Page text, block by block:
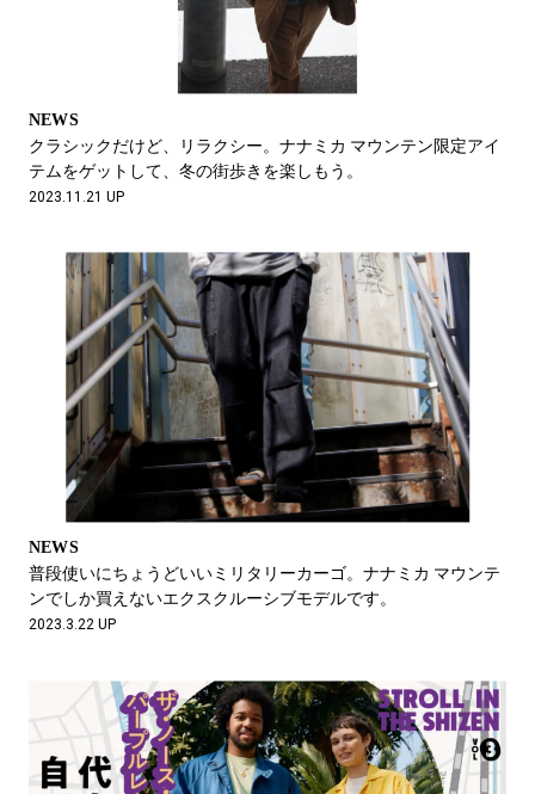
NEWS
クラシックだけど、リラクシー。ナナミカ マウンテン限定アイ
テムをゲットして、冬の街歩きを楽しもう。
2023.11.21 UP
NEWS
普段使いにちょうどいいミリタリーカーゴ。ナナミカ マウンテ
ンでしか買えないエクスクルーシブモデルです。
2023.3.22 UP